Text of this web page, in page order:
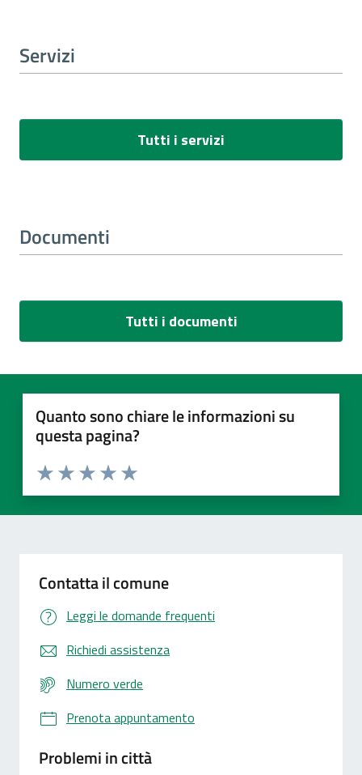
Servizi
Tutti i servizi
Documenti
Tutti i documenti
Quanto sono chiare le informazioni su
questa pagina?
Valuta 5 stelle su 5
Valuta 4 stelle su 5
Valuta 3 stelle su 5
Valuta 2 stelle su 5
Valuta 1 stelle su 5
Contatta il comune
Leggi le domande frequenti
Richiedi assistenza
Numero verde
Prenota appuntamento
Problemi in città